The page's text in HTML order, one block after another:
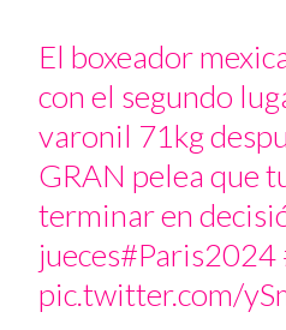
El boxeador
con el segundo
varonil 71kg
GRAN pelea que
terminar en
jueces#Paris2024
pic.twitter.com/